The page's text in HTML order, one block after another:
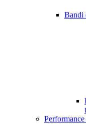
Bandi
Performance